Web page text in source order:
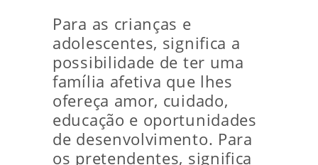
Para as crianças e
adolescentes, significa a
possibilidade de ter uma
família afetiva que lhes
ofereça amor, cuidado,
educação e oportunidades
de desenvolvimento. Para
os pretendentes, significa